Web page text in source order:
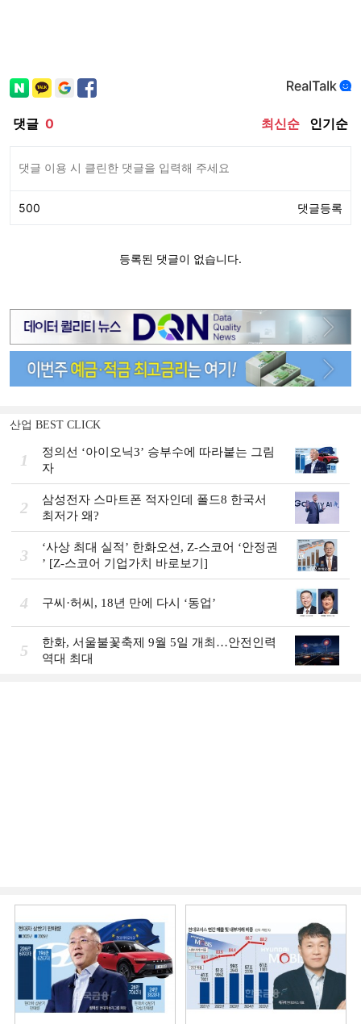
산업 BEST CLICK
1
정의선 ‘아이오닉3ʼ 승부수에 따라붙는 그림
자
2
삼성전자 스마트폰 적자인데 폴드8 한국서
최저가 왜?
3
‘사상 최대 실적ʼ 한화오션, Z-스코어 ‘안정권
ʼ [Z-스코어 기업가치 바로보기]
4 구씨·허씨, 18년 만에 다시 ‘동업’
5
한화, 서울불꽃축제 9월 5일 개최…안전인력
역대 최대